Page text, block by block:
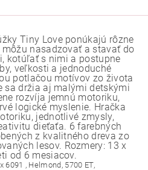
Tiny Love ponúkajú rôzne
nasadzovať a stavať do
kotúľať s nimi a postupne
veľkosti a jednoduché
potlačou motívov zo života
sa držia aj malými detskými
rozvíja jemnú motoriku,
logické myslenie. Hračka
jednotlivé zmysly,
dieťaťa. 6 farebných
z kvalitného dreva zo
lesov. Rozmery: 13 x
od 6 mesiacov.
6091 , Helmond, 5700 ET,